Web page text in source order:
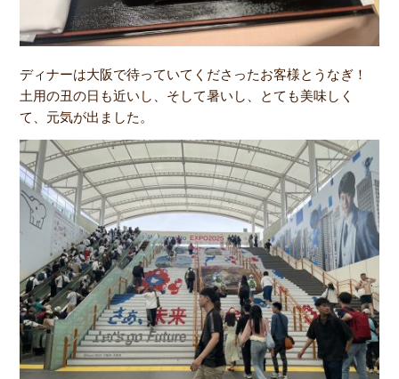
ディナーは大阪で待っていてくださったお客様とうなぎ！
土用の丑の日も近いし、そして暑いし、とても美味しく
て、元気が出ました。